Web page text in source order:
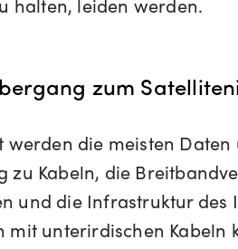
zum
werden die meisten
zu Kabeln, die
und die Infrastruktur
mit unterirdischen Kabeln